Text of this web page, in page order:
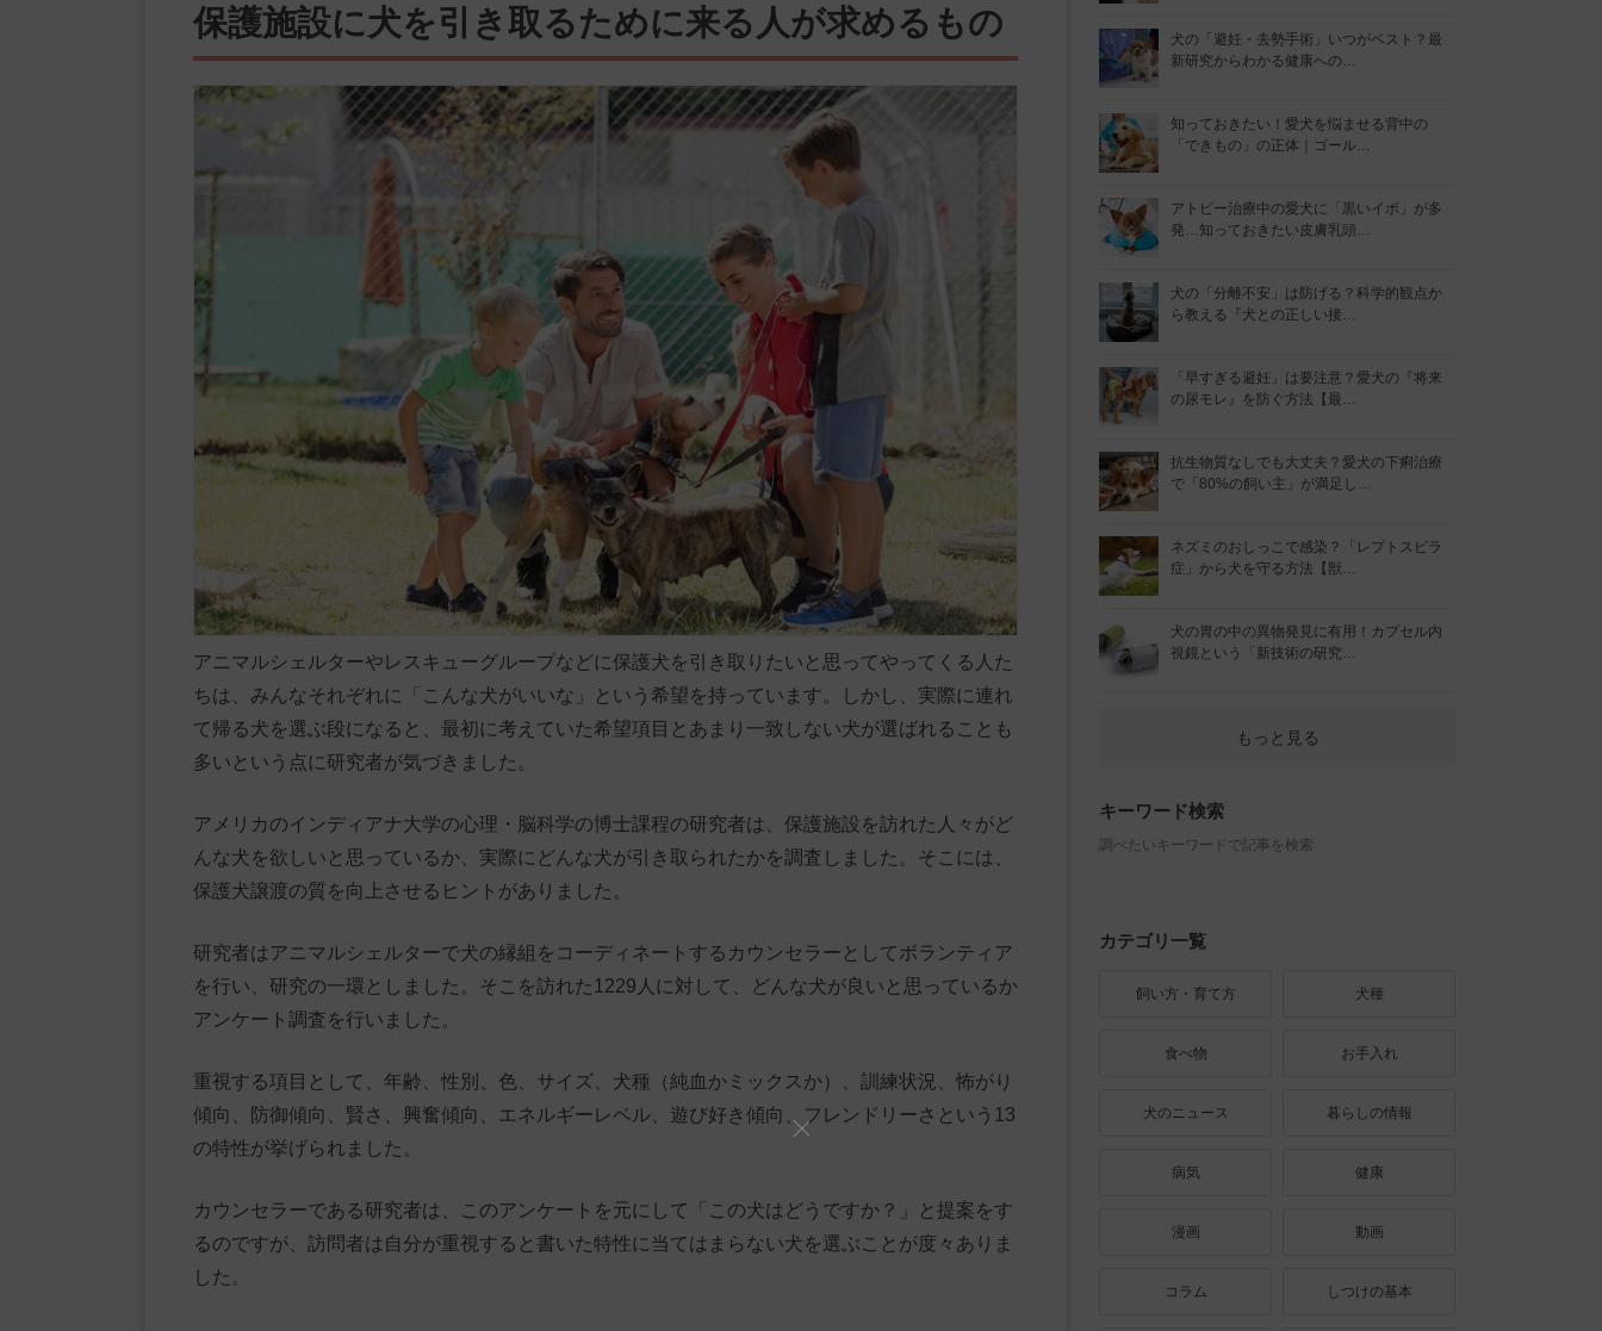
保護施設に犬を引き取るために来る人が求めるもの
アニマルシェルターやレスキューグループなどに保護犬を引き取りたいと思ってやってくる人た
ちは、みんなそれぞれに「こんな犬がいいな」という希望を持っています。しかし、実際に連れ
て帰る犬を選ぶ段になると、最初に考えていた希望項目とあまり一致しない犬が選ばれることも
多いという点に研究者が気づきました。
アメリカのインディアナ大学の心理・脳科学の博士課程の研究者は、保護施設を訪れた人々がど
んな犬を欲しいと思っているか、実際にどんな犬が引き取られたかを調査しました。そこには、
保護犬譲渡の質を向上させるヒントがありました。
研究者はアニマルシェルターで犬の縁組をコーディネートするカウンセラーとしてボランティア
を行い、研究の一環としました。そこを訪れた1229人に対して、どんな犬が良いと思っているか
アンケート調査を行いました。
重視する項目として、年齢、性別、色、サイズ、犬種（純血かミックスか）、訓練状況、怖がり
傾向、防御傾向、賢さ、興奮傾向、エネルギーレベル、遊び好き傾向、フレンドリーさという13
の特性が挙げられました。
カウンセラーである研究者は、このアンケートを元にして「この犬はどうですか？」と提案をす
るのですが、訪問者は自分が重視すると書いた特性に当てはまらない犬を選ぶことが度々ありま
した。
犬の「避妊・去勢手術」いつがベスト？最
新研究からわかる健康への…
知っておきたい！愛犬を悩ませる背中の
「できもの」の正体｜ゴール…
アトピー治療中の愛犬に「黒いイボ」が多
発…知っておきたい皮膚乳頭…
犬の「分離不安」は防げる？科学的観点か
ら教える『犬との正しい接…
「早すぎる避妊」は要注意？愛犬の『将来
の尿モレ』を防ぐ方法【最…
抗生物質なしでも大丈夫？愛犬の下痢治療
で「80%の飼い主」が満足し…
ネズミのおしっこで感染？「レプトスピラ
症」から犬を守る方法【獣…
犬の胃の中の異物発見に有用！カプセル内
視鏡という「新技術の研究…
もっと見る
キーワード検索
調べたいキーワードで記事を検索
カテゴリ一覧
飼い方・育て方 犬種
食べ物 お手入れ
犬のニュース 暮らしの情報
病気 健康
漫画 動画
コラム しつけの基本